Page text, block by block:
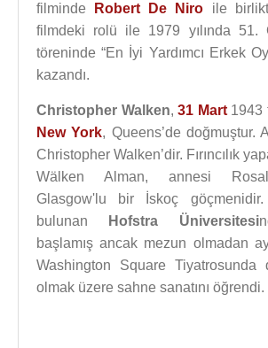
filminde
Robert De Niro ile
filmdeki rolü ile 1979 yılında 51.
töreninde “En İyi Yardımcı Erkek
kazandı.
Christopher Walken, 31 Mart1943
New York, Queens’de doğmuştur.
Christopher Walken’dir. Fırıncılık
Wälken Alman, annesi
Glasgow'lu bir İskoç göçmenidir.
bulunan
Hofstra Üniversitesi
başlamış ancak mezun olmadan
Washington Square Tiyatrosunda
olmak üzere sahne sanatını öğrendi.